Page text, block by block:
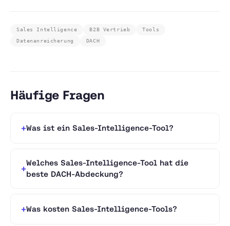
Sales Intelligence B2B Vertrieb
Tools
Datenanreicherung
DACH
Häufige Fragen
Was ist ein Sales-Intelligence-Tool?
Welches Sales-Intelligence-Tool hat die
beste DACH-Abdeckung?
Was kosten Sales-Intelligence-Tools?